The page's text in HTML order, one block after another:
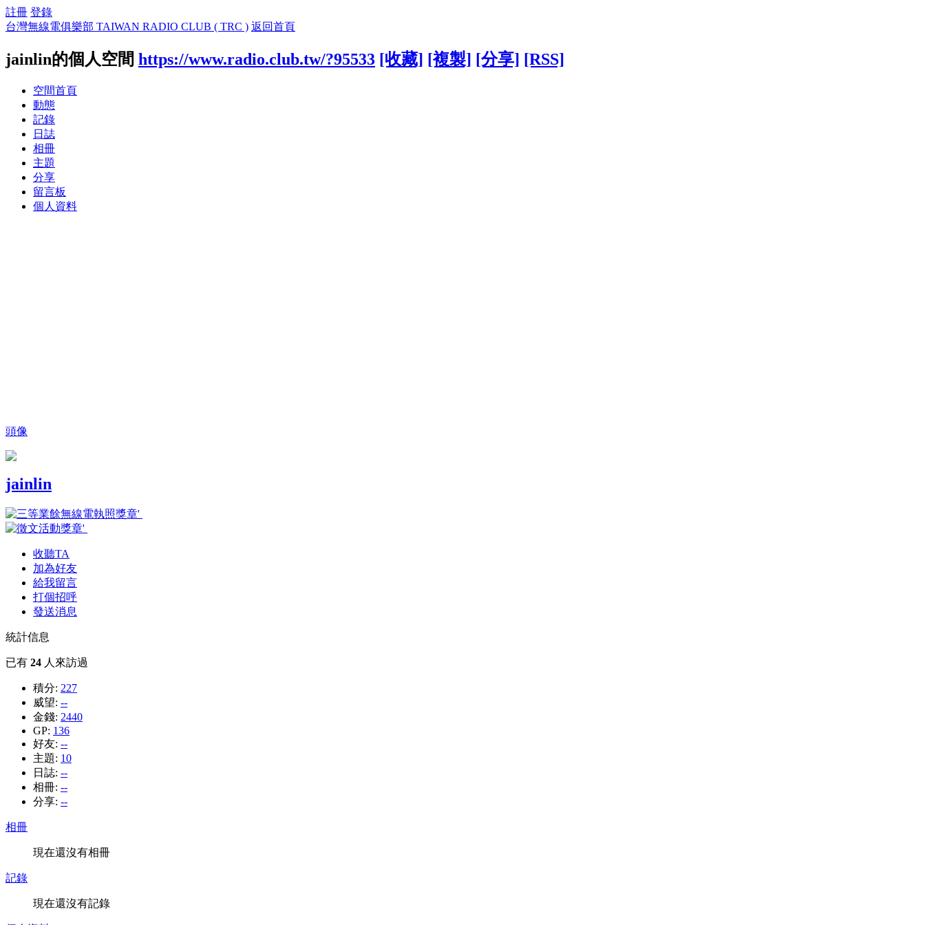
註冊 登錄
台灣無線電俱樂部 TAIWAN RADIO CLUB ( TRC ) 返回首頁
jainlin的個人空間 https://www.radio.club.tw/?95533 [收藏] [複製] [分享] [RSS]
空間首頁
動態
記錄
日誌
相冊
主題
分享
留言板
個人資料
頭像
jainlin
收聽TA
加為好友
給我留言
打個招呼
發送消息
統計信息
已有 24 人來訪過
積分: 227
威望: --
金錢: 2440
GP: 136
好友: --
主題: 10
日誌: --
相冊: --
分享: --
相冊
現在還沒有相冊
記錄
現在還沒有記錄